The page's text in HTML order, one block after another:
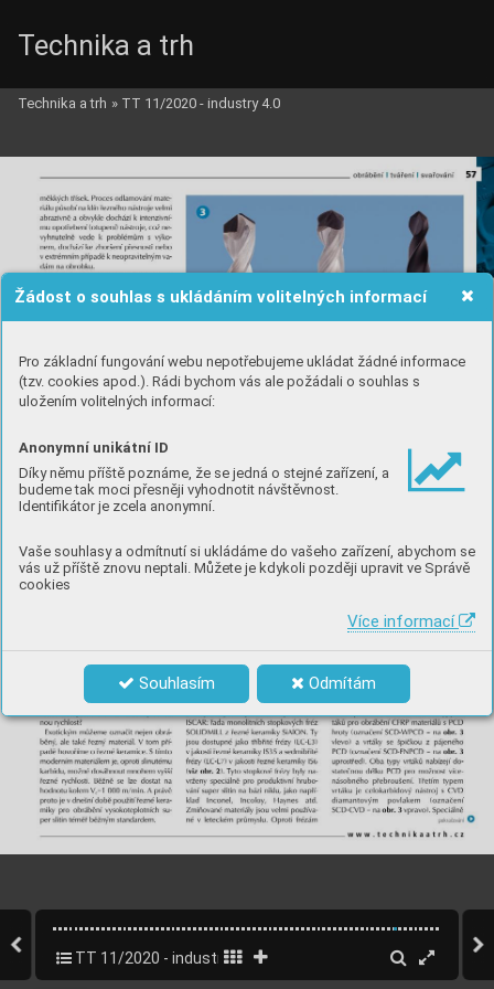
Žádost o souhlas s ukládáním volitelných informací
Pro základní fungování webu nepotřebujeme ukládat žádné informace
(tzv. cookies apod.). Rádi bychom vás ale požádali o souhlas s
uložením volitelných informací:
Anonymní unikátní ID
Díky němu příště poznáme, že se jedná o stejné zařízení, a
budeme tak moci přesněji vyhodnotit návštěvnost.
Identifikátor je zcela anonymní.
Vaše souhlasy a odmítnutí si ukládáme do vašeho zařízení, abychom se
vás už příště znovu neptali. Můžete je kdykoli později upravit ve Správě
cookies
Více informací
Souhlasím Odmítám
Technika a trh
Technika a trh » TT 11/2020 - industry 4.0
TT 11/2020 - industry 4.0 59